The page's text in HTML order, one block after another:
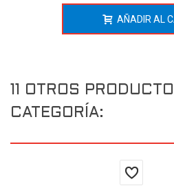
AÑADIR AL
11 OTROS
CATEGORÍA: